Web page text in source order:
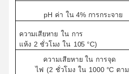
pH ค่า ใน 4% การกระจาย
ความเสียหาย ใน การ
แห้ง 2 ชั่วโมง ใน 105 °C)
ความเสียหาย ใน การจุด
ไฟ (2 ชั่วโมง ใน 1000 °C ตาม